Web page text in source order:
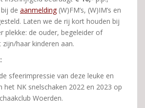
de aanmelding(W)FM’s, (W)IM’s en
Laten we de rij kort houden bij
plekke: de ouder, begeleider of
haar kinderen aan.
sfeerimpressie van deze leuke en
het NK snelschaken 2022 en 2023 op
Woerden.